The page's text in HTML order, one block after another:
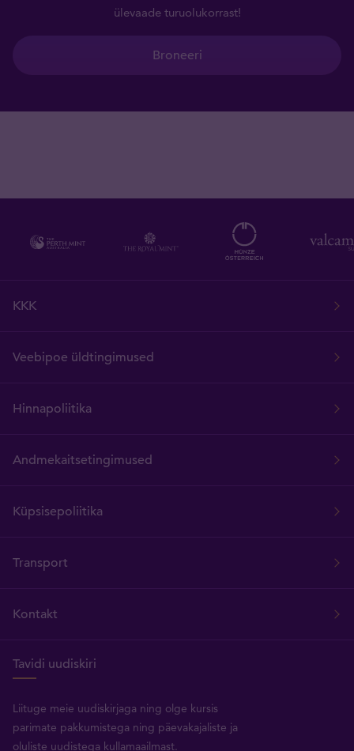
ülevaade turuolukorrast!
Broneeri
KKK
Veebipoe üldtingimused
Hinnapoliitika
Andmekaitsetingimused
Küpsisepoliitika
Transport
Kontakt
Tavidi uudiskiri
Liituge meie uudiskirjaga ning olge kursis
parimate pakkumistega ning päevakajaliste ja
oluliste uudistega kullamaailmast.